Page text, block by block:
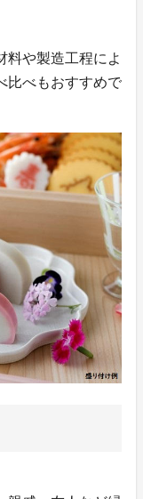
料や製造工程によ
比べもおすすめで